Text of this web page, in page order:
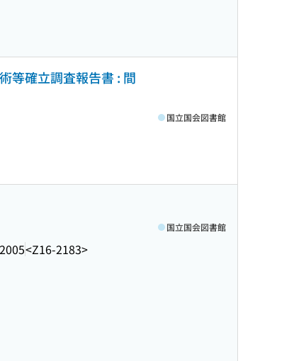
等確立調査報告書 : 間
国立国会図書館
2005<Z16-2183>
国立国会図書館